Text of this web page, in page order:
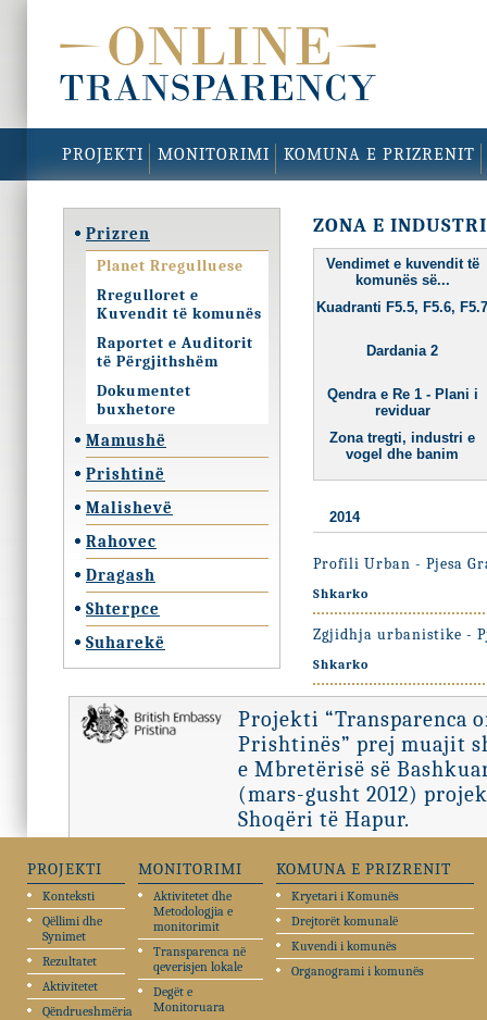
PROJEKTI MONITORIMI KOMUNA E PRIZRENIT
Prizren
Planet Rregulluese
Rregulloret e
Kuvendit të komunës
Raportet e Auditorit
të Përgjithshëm
Dokumentet
buxhetore
Mamushë
Prishtinë
Malishevë
Rahovec
Dragash
Shterpce
Suharekë
ZONA E
Vendimet e kuvendit të
komunës së...
Kuadranti F5.5, F5.6,
Dardania 2
Qendra e Re 1 - Plani i
reviduar
Zona tregti, industri e
vogel dhe banim
2014
Profili Urban - Pjesa
Shkarko
Zgjidhja urbanistike -
Shkarko
Projekti “Transparenca
Prishtinës” prej muajit
e Mbretërisë së
(mars-gusht 2012)
Shoqëri të Hapur.
PROJEKTI
Konteksti
Qëllimi dhe
Synimet
Rezultatet
Aktivitetet
Qëndrueshmëria
MONITORIMI
Aktivitetet dhe
Metodologjia e
monitorimit
Transparenca në
qeverisjen lokale
Degët e
Monitoruara
KOMUNA E PRIZRENIT
Kryetari i Komunës
Drejtorët komunalë
Kuvendi i komunës
Organogrami i komunës